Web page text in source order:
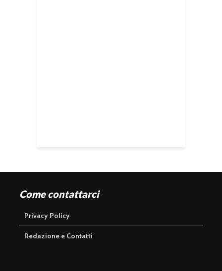
Come contattarci
Privacy Policy
Redazione e Contatti